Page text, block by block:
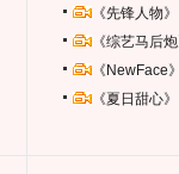
《先锋人物
《综艺马后
《NewFace
《夏日甜心